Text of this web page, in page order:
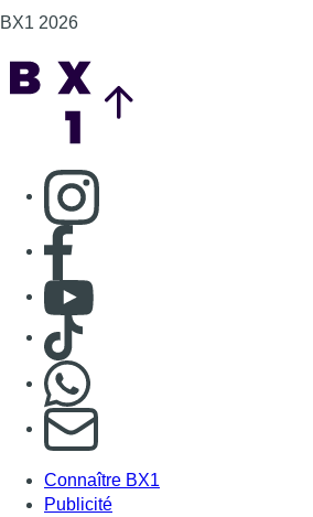
BX1 2026
Consulter page Instagram
Consulter page Facebook
Consulter Youtube
Consulter TikTok
S'abonner à notre newsletter
Connaître BX1
Publicité